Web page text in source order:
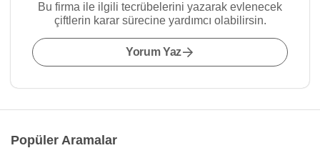
Bu firma ile ilgili tecrübelerini yazarak evlenecek
çiftlerin karar sürecine yardımcı olabilirsin.
Yorum Yaz
Popüler Aramalar